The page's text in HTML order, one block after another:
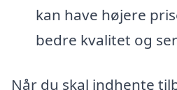
kan have højere
bedre kvalitet og
Når du skal indhente